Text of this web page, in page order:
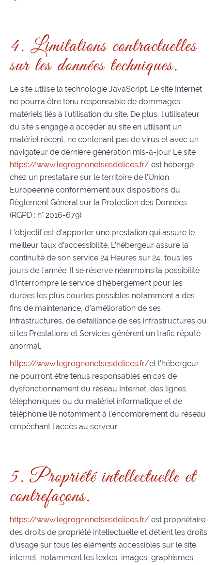
4. Limitations contractuelles
sur les données techniques.
Le site utilise la technologie JavaScript. Le site Internet
ne pourra être tenu responsable de dommages
matériels liés à l’utilisation du site. De plus, l’utilisateur
du site s’engage à accéder au site en utilisant un
matériel récent, ne contenant pas de virus et avec un
navigateur de dernière génération mis-à-jour Le site
https://www.legrognonetsesdelices.fr/ est hébergé
chez un prestataire sur le territoire de l’Union
Européenne conformément aux dispositions du
Règlement Général sur la Protection des Données
(RGPD : n° 2016-679)
L’objectif est d’apporter une prestation qui assure le
meilleur taux d’accessibilité. L’hébergeur assure la
continuité de son service 24 Heures sur 24, tous les
jours de l’année. Il se réserve néanmoins la possibilité
d’interrompre le service d’hébergement pour les
durées les plus courtes possibles notamment à des
fins de maintenance, d’amélioration de ses
infrastructures, de défaillance de ses infrastructures ou
si les Prestations et Services génèrent un trafic réputé
anormal.
https://www.legrognonetsesdelices.fr/et l’hébergeur
ne pourront être tenus responsables en cas de
dysfonctionnement du réseau Internet, des lignes
téléphoniques ou du matériel informatique et de
téléphonie lié notamment à l’encombrement du réseau
empêchant l’accès au serveur.
5. Propriété intellectuelle et
contrefaçons.
https://www.legrognonetsesdelices.fr/ est propriétaire
des droits de propriété intellectuelle et détient les droits
d’usage sur tous les éléments accessibles sur le site
internet, notamment les textes, images, graphismes,